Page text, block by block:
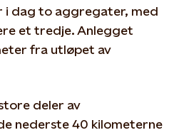
i dag to aggregater, med
et tredje. Anlegget
fra utløpet av
deler av
nederste 40 kilometerne